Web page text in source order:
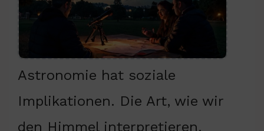
Astronomie hat soziale
Implikationen. Die Art, wie wir
den Himmel interpretieren,